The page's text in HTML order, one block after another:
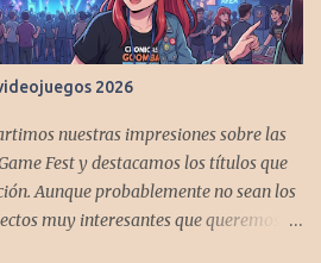
2026
nuestras impresiones sobre las
Fest y destacamos los títulos que
Aunque probablemente no sean los
muy interesantes que queremos